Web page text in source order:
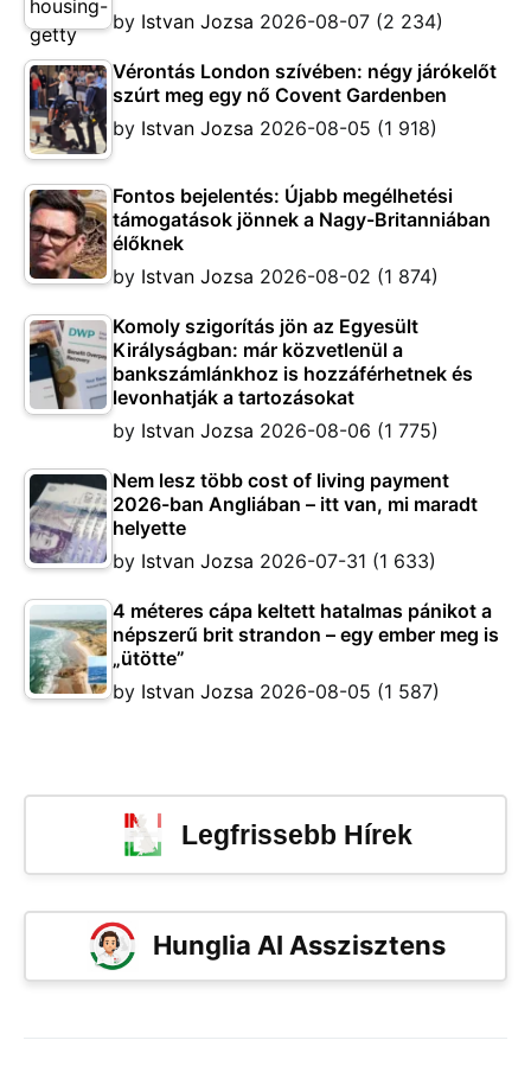
by Istvan Jozsa 2026-08-07 (2 234)
Vérontás London szívében: négy járókelőt
szúrt meg egy nő Covent Gardenben
by Istvan Jozsa 2026-08-05 (1 918)
Fontos bejelentés: Újabb megélhetési
támogatások jönnek a Nagy-Britanniában
élőknek
by Istvan Jozsa 2026-08-02 (1 874)
Komoly szigorítás jön az Egyesült
Királyságban: már közvetlenül a
bankszámlánkhoz is hozzáférhetnek és
levonhatják a tartozásokat
by Istvan Jozsa 2026-08-06 (1 775)
Nem lesz több cost of living payment
2026-ban Angliában – itt van, mi maradt
helyette
by Istvan Jozsa 2026-07-31 (1 633)
4 méteres cápa keltett hatalmas pánikot a
népszerű brit strandon – egy ember meg is
„ütötte”
by Istvan Jozsa 2026-08-05 (1 587)
Legfrissebb Hírek
Hunglia AI Asszisztens